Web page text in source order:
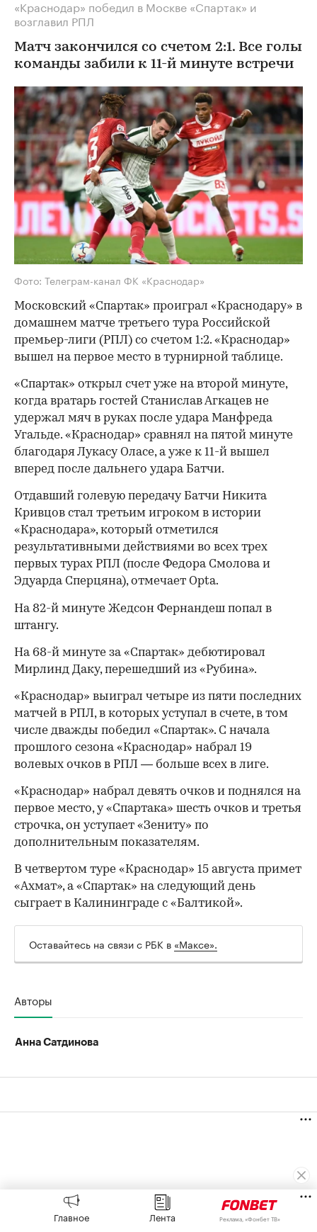
«Краснодар» победил в Москве «Спартак» и
возглавил РПЛ
Матч закончился со счетом 2:1. Все голы
команды забили к 11-й минуте встречи
Фото: Телеграм-канал ФК «Краснодар»
Московский «Спартак» проиграл «Краснодару» в
домашнем матче третьего тура Российской
премьер-лиги (РПЛ) со счетом 1:2. «Краснодар»
вышел на первое место в турнирной таблице.
«Спартак» открыл счет уже на второй минуте,
когда вратарь гостей Станислав Агкацев не
удержал мяч в руках после удара Манфреда
Угальде. «Краснодар» сравнял на пятой минуте
благодаря Лукасу Оласе, а уже к 11-й вышел
вперед после дальнего удара Батчи.
Отдавший голевую передачу Батчи Никита
Кривцов стал третьим игроком в истории
«Краснодара», который отметился
результативными действиями во всех трех
первых турах РПЛ (после Федора Смолова и
Эдуарда Сперцяна), отмечает Opta.
00:00 / 00:00
На 82-й минуте Жедсон Фернандеш попал в
штангу.
На 68-й минуте за «Спартак» дебютировал
Мирлинд Даку, перешедший из «Рубина».
«Краснодар» выиграл четыре из пяти последних
матчей в РПЛ, в которых уступал в счете, в том
числе дважды победил «Спартак». С начала
прошлого сезона «Краснодар» набрал 19
волевых очков в РПЛ — больше всех в лиге.
«Краснодар» набрал девять очков и поднялся на
первое место, у «Спартака» шесть очков и третья
строчка, он уступает «Зениту» по
дополнительным показателям.
В четвертом туре «Краснодар» 15 августа примет
«Ахмат», а «Спартак» на следующий день
сыграет в Калининграде с «Балтикой».
Оставайтесь на связи с РБК в «Максе».
Авторы
Анна Сатдинова
Главное Лента Реклама, «Фонбет ТВ»